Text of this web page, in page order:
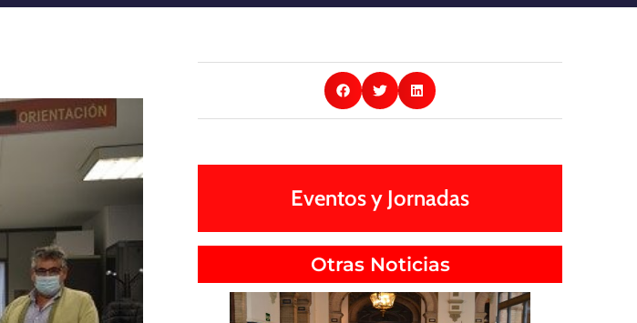
Eventos y Jornadas
Otras Noticias